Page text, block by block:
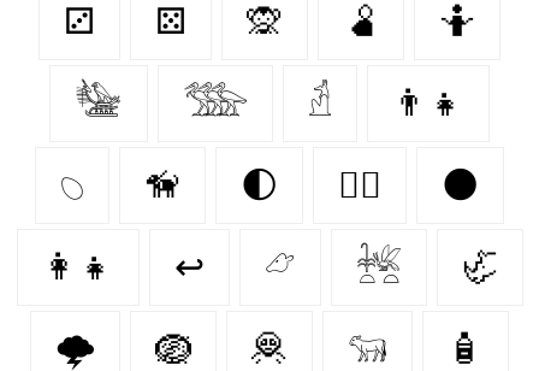
⚂ ⚄ 🙊 🫄 🤷
𓅋 𓅢 𓁢 👨‍👧
𓆇 🦮 🌓 🐕‍🦺 🌑
👩‍👧 ↩ 𓃿 𓆥 🦏
🌩️ 🪺 🦧 𓃔 🧴